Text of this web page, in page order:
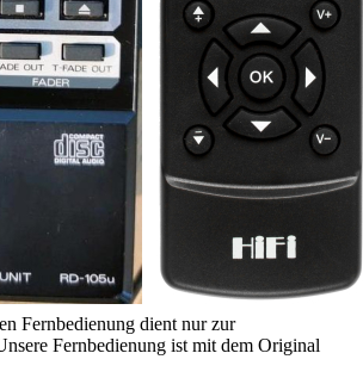
Fernbedienung dient nur zur
Fernbedienung ist mit dem Original